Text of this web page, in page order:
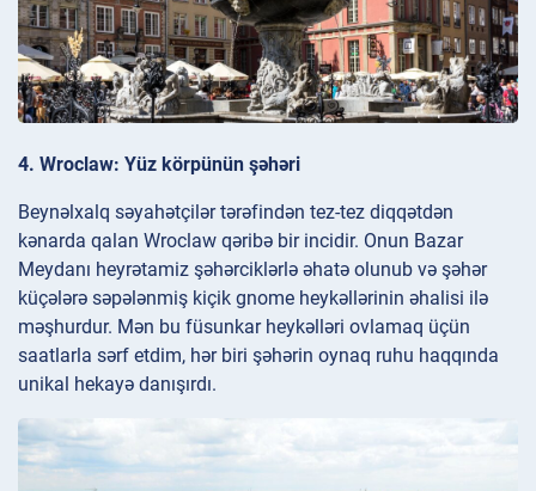
4. Wroclaw: Yüz körpünün şəhəri
Beynəlxalq səyahətçilər tərəfindən tez-tez diqqətdən
kənarda qalan Wroclaw qəribə bir incidir. Onun Bazar
Meydanı heyrətamiz şəhərciklərlə əhatə olunub və şəhər
küçələrə səpələnmiş kiçik gnome heykəllərinin əhalisi ilə
məşhurdur. Mən bu füsunkar heykəlləri ovlamaq üçün
saatlarla sərf etdim, hər biri şəhərin oynaq ruhu haqqında
unikal hekayə danışırdı.